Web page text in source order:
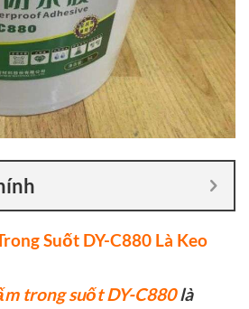
Suốt DY-C880 Là Keo
trong suốt DY-C880là